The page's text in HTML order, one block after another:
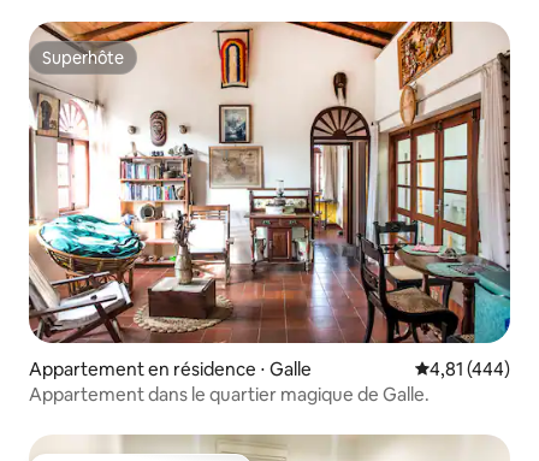
Superhôte
Superhôte
Appartement en résidence ⋅ Galle Évaluation
4,81 (444)
Appartement dans le quartier magique de Galle.